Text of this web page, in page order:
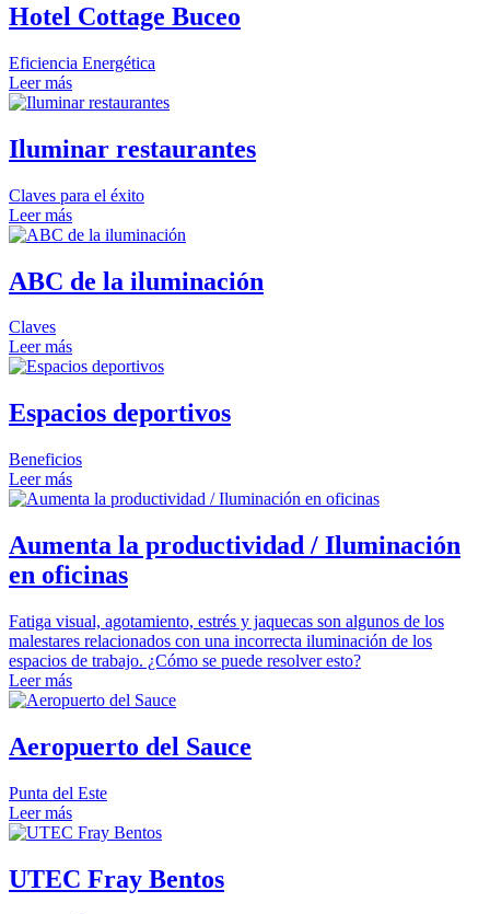
Hotel Cottage Buceo
Eficiencia Energética
Leer más
Iluminar restaurantes
Claves para el éxito
Leer más
ABC de la iluminación
Claves
Leer más
Espacios deportivos
Beneficios
Leer más
Aumenta la productividad / Iluminación
en oficinas
Fatiga visual, agotamiento, estrés y jaquecas son algunos de los
malestares relacionados con una incorrecta iluminación de los
espacios de trabajo. ¿Cómo se puede resolver esto?
Leer más
Aeropuerto del Sauce
Punta del Este
Leer más
UTEC Fray Bentos